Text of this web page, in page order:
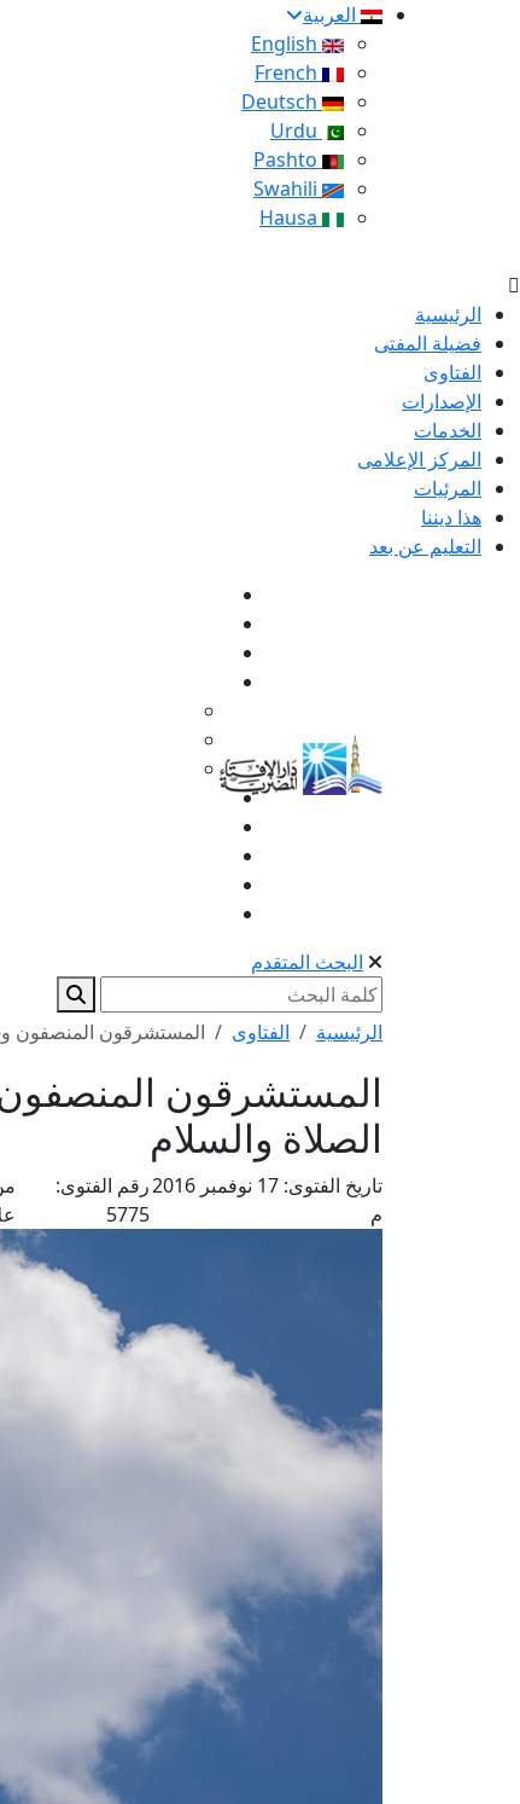
العربية
الرئيسية
فضيلة المفتى
الفتاوى
الإصدارات
الخدمات
المركز الإعلامى
المرئيات
هذا ديننا
التعليم عن بعد
البحث المتقدم
الرئيسية الفتاوى المستشرقون المنصفون
المستشرقون المنصفون
الصلاة والسلام
تاريخ الفتوى:
17 نوفمبر 2016
م
رقم الفتوى:
5775